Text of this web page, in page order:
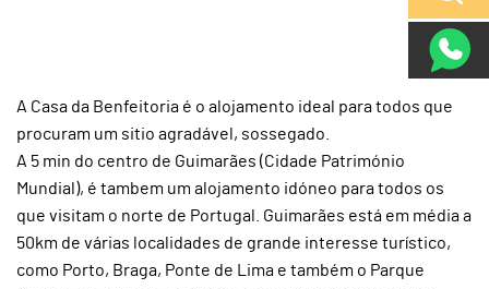
A Casa da Benfeitoria é o alojamento ideal para todos que
procuram um sitio agradável, sossegado.
A 5 min do centro de Guimarães (Cidade Património
Mundial), é tambem um alojamento idóneo para todos os
que visitam o norte de Portugal. Guimarães está em média a
50km de várias localidades de grande interesse turístico,
como Porto, Braga, Ponte de Lima e também o Parque